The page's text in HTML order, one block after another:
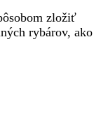
zložiť
rybárov, ako